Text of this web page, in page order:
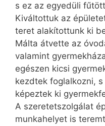
s ez az egyedüli
Kiváltottuk az
teret alakítottunk ki
Málta átvette az
valamint
egészen kicsi
kezdtek foglalkozni,
képeztek ki
A szeretetszolgálat
munkahelyet is